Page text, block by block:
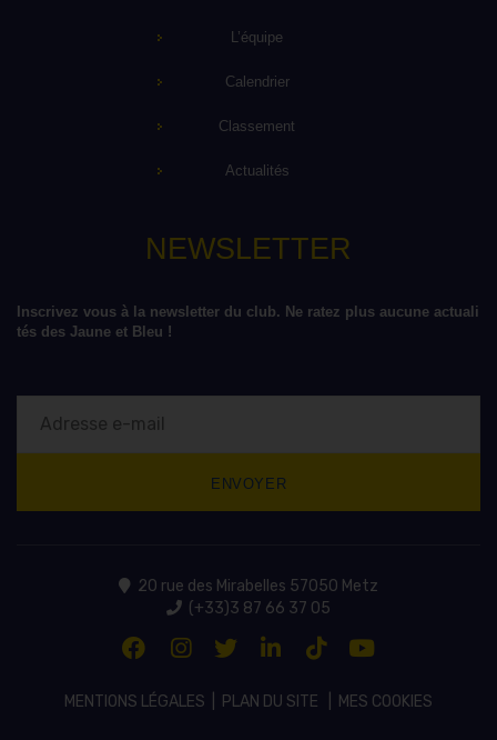
L’équipe
Calendrier
Classement
Actualités
NEWSLETTER
Inscrivez vous à la newsletter du club. Ne ratez plus aucune actuali
tés des Jaune et Bleu !
20 rue des Mirabelles 57050 Metz
(+33)3 87 66 37 05
MENTIONS LÉGALES PLAN DU SITE MES COOKIES